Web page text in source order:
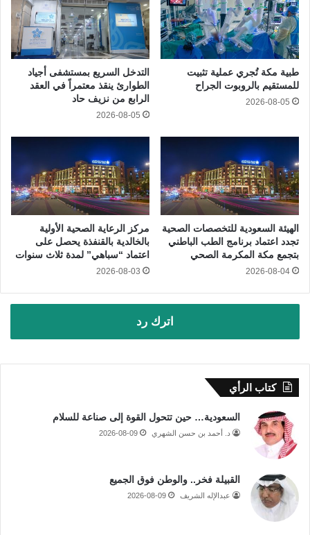
طبية مكة تُجري عملية تثبيت
للمستقيم بالروبوت الجراح
2026-08-05
التدخل السريع بمستشفى أجياد
الطوارئ ينقذ معتمراً في العقد
الرابع من نزيف حاد
2026-08-05
الهيئة السعودية للتخصصات الصحية
تجدد اعتماد برنامج الطب الباطني
بتجمع مكة المكرمة الصحي
2026-08-04
مركز الرعاية الصحية الأولية
بالخالدية بالقنفذة يحصل على
اعتماد “سباهي” لمدة ثلاث سنوات
2026-08-03
اترك رد
كتاب الرأي
السعودية… حين تتحول القوة إلى صناعة للسلام
د. أحمد بن حسن الشهري 2026-08-09
القبيلة فخر.. والوطن فوق الجميع
عبدالإله الشريف 2026-08-09